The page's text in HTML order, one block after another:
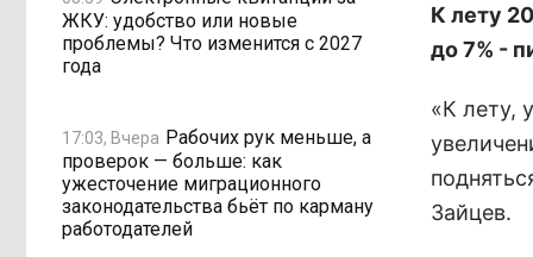
ЖКУ: удобство или новые
проблемы? Что изменится с 2027
года
17:03, Вчера Рабочих рук меньше, а
проверок — больше: как
ужесточение миграционного
законодательства бьёт по карману
работодателей
К лету
до 7% -
«К лету,
Зайцев.